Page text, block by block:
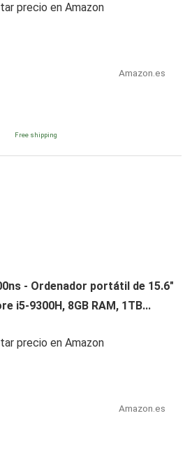
precio en Amazon
Amazon.es
Free shipping
- Ordenador portátil de 15.6"
i5-9300H, 8GB RAM, 1TB...
precio en Amazon
Amazon.es